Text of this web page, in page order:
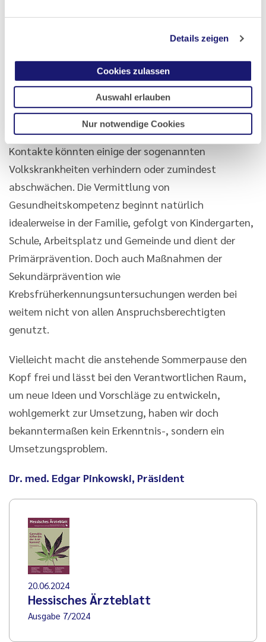
Details zeigen
Cookies zulassen
Auswahl erlauben
Nur notwendige Cookies
Nebelkerze werfen wollte? Sicher erscheinen nur
steigende Beitragssätze in den kommenden Jahren.
Auch wenn nicht jedem Pflegefall vorgebeugt werden
kann, so zeigt sich doch immer wieder, dass es weiten
Teilen der Bevölkerung an der nötigen
Gesundheitskompetenz mangelt. Gesunde
Ernährung, ausreichend Bewegung und soziale
Kontakte könnten einige der sogenannten
Volkskrankheiten verhindern oder zumindest
abschwächen. Die Vermittlung von
Gesundheitskompetenz beginnt natürlich
idealerweise in der Familie, gefolgt von Kindergarten,
Schule, Arbeitsplatz und Gemeinde und dient der
Primärprävention. Doch auch Maßnahmen der
Sekundärprävention wie
Krebsfrüherkennungsuntersuchungen werden bei
weitem nicht von allen Anspruchsberechtigten
genutzt.
Vielleicht macht die anstehende Sommerpause den
Kopf frei und lässt bei den Verantwortlichen Raum,
um neue Ideen und Vorschläge zu entwickeln,
wohlgemerkt zur Umsetzung, haben wir doch
bekanntermaßen kein Erkenntnis-, sondern ein
Umsetzungsproblem.
Dr. med. Edgar Pinkowski, Präsident
20.06.2024
Hessisches Ärzteblatt
Ausgabe 7/2024